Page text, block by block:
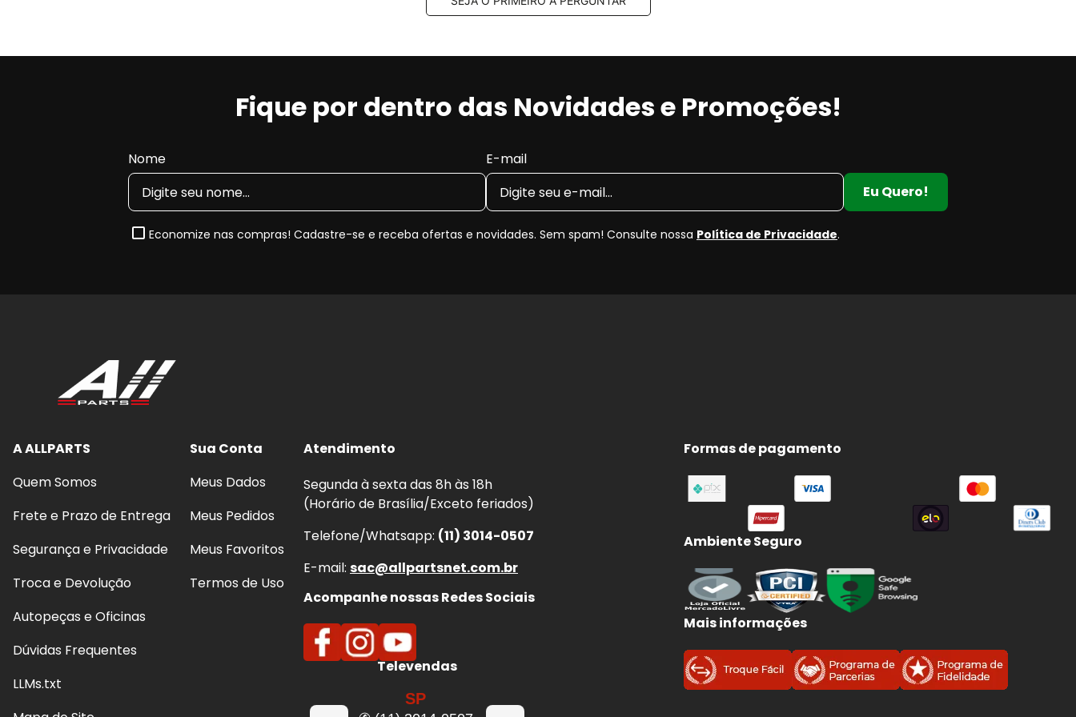
Fique por dentro das Novidades e Promoções!
Nome
E-mail
Eu Quero!
Economize nas compras! Cadastre-se e receba ofertas e novidades. Sem spam! Consulte nossa Política de Privacidade.
A ALLPARTS
Quem Somos
Frete e Prazo de Entrega
Segurança e Privacidade
Troca e Devolução
Autopeças e Oficinas
Dúvidas Frequentes
LLMs.txt
Sua Conta
Meus Dados
Meus Pedidos
Meus Favoritos
Termos de Uso
Atendimento
Segunda à sexta das 8h às 18h
(Horário de Brasília/Exceto feriados)
Telefone/Whatsapp: (11) 3014-0507
E-mail: sac@allpartsnet.com.br
Acompanhe nossas Redes Sociais
Televendas
SP
Formas de pagamento
Ambiente Seguro
Mais informações